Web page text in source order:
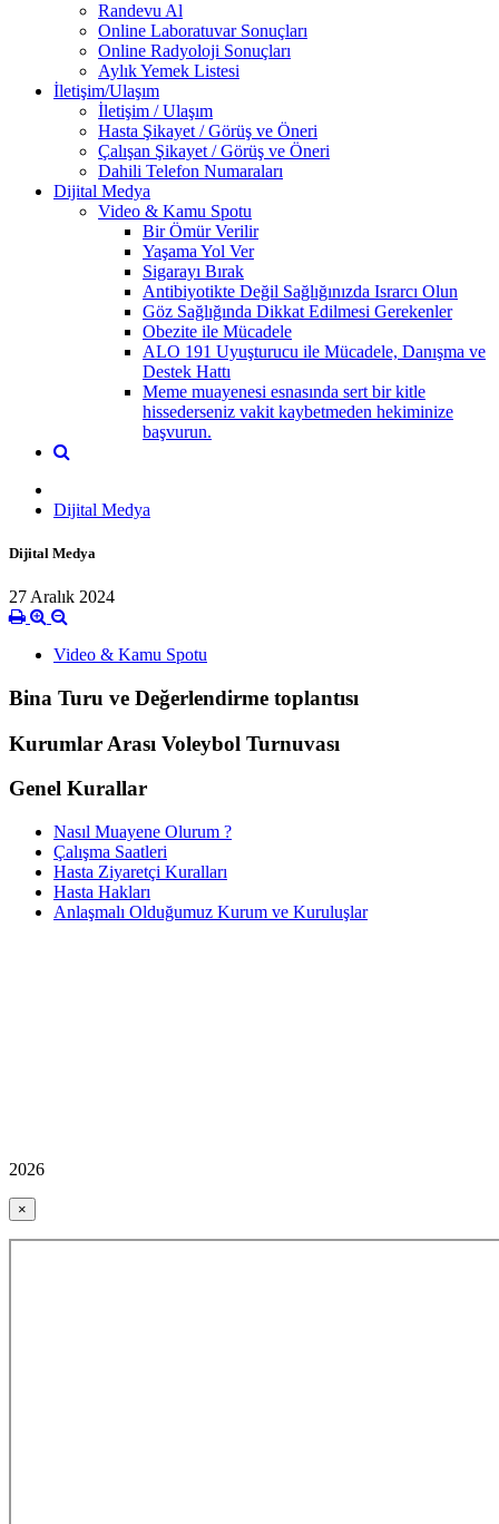
Randevu Al
Online Laboratuvar Sonuçları
Online Radyoloji Sonuçları
Aylık Yemek Listesi
İletişim/Ulaşım
İletişim / Ulaşım
Hasta Şikayet / Görüş ve Öneri
Çalışan Şikayet / Görüş ve Öneri
Dahili Telefon Numaraları
Dijital Medya
Video & Kamu Spotu
Bir Ömür Verilir
Yaşama Yol Ver
Sigarayı Bırak
Antibiyotikte Değil Sağlığınızda Israrcı Olun
Göz Sağlığında Dikkat Edilmesi Gerekenler
Obezite ile Mücadele
ALO 191 Uyuşturucu ile Mücadele, Danışma ve
Destek Hattı
Meme muayenesi esnasında sert bir kitle
hissederseniz vakit kaybetmeden hekiminize
başvurun.
Dijital Medya
Dijital Medya
27 Aralık 2024
Video & Kamu Spotu
Bina Turu ve Değerlendirme toplantısı
Kurumlar Arası Voleybol Turnuvası
Genel Kurallar
Nasıl Muayene Olurum ?
Çalışma Saatleri
Hasta Ziyaretçi Kuralları
Hasta Hakları
Anlaşmalı Olduğumuz Kurum ve Kuruluşlar
2026
×